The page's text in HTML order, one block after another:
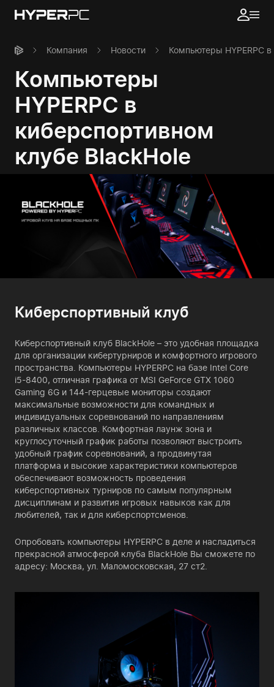
Компания Новости Компьютеры HYPERPC
Компьютеры
HYPERPC в
киберспортивном
клубе BlackHole
Киберспортивный клуб
Киберспортивный клуб BlackHole – это удобная площадка
для организации кибертурниров и комфортного игрового
пространства. Компьютеры HYPERPC на базе Intel Core
i5-8400, отличная графика от MSI GeForce GTX 1060
Gaming 6G и 144-герцевые мониторы создают
максимальные возможности для командных и
индивидуальных соревнований по направлениям
различных классов. Комфортная лаунж зона и
круглосуточный график работы позволяют выстроить
удобный график соревнований, а продвинутая
платформа и высокие характеристики компьютеров
обеспечивают возможность проведения
киберспортивных турниров по самым популярным
дисциплинам и развития игровых навыков как для
любителей, так и для киберспортсменов.
Опробовать компьютеры HYPERPC в деле и насладиться
прекрасной атмосферой клуба BlackHole Вы сможете по
адресу: Москва, ул. Маломосковская, 27 ст2.